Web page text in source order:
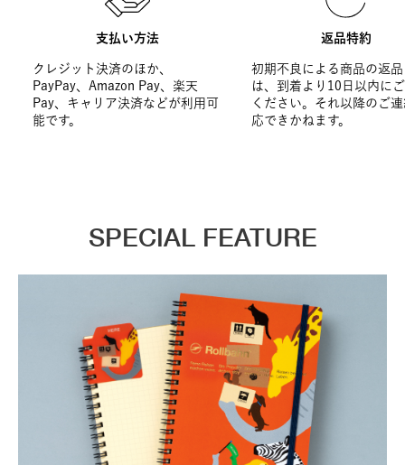
支払い方法
クレジット決済のほか、
PayPay、Amazon Pay、楽天
Pay、キャリア決済などが利用可
能です。
返品特約
初期不良による商品の返
は、到着より10日以内に
ください。それ以降のご
応できかねます。
SPECIAL FEATURE